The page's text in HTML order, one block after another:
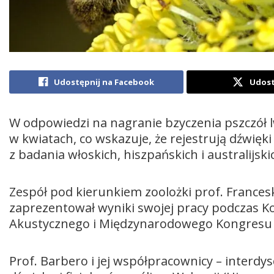
Udostępnij na Facebook
W odpowiedzi na nagranie bzyczenia
w kwiatach, co wskazuje, że rejestrują
z badania włoskich, hiszpańskich i
Zespół pod kierunkiem zoolożki prof.
zaprezentował wyniki swojej pracy podczas
Akustycznego i Międzynarodowego
Prof. Barbero i jej współpracownicy –